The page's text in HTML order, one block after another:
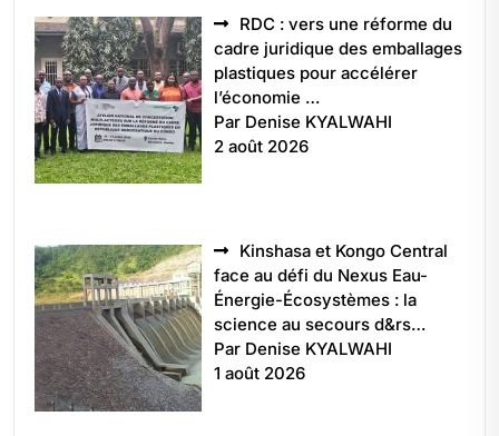
RDC : vers une réforme du
cadre juridique des emballages
plastiques pour accélérer
l’économie …
Par Denise KYALWAHI
2 août 2026
Kinshasa et Kongo Central
face au défi du Nexus Eau-
Énergie-Écosystèmes : la
science au secours d&rs…
Par Denise KYALWAHI
1 août 2026